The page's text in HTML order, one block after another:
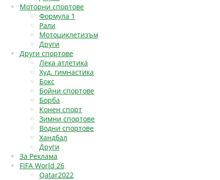
Моторни спортове
Формула 1
Рали
Мотоциклетизъм
Други
Други спортове
Лека атлетика
Худ. гимнастика
Бокс
Бойни спортове
Борба
Конен спорт
Зимни спортове
Водни спортове
Хандбал
Други
За Реклама
FIFA World 26
Qatar2022